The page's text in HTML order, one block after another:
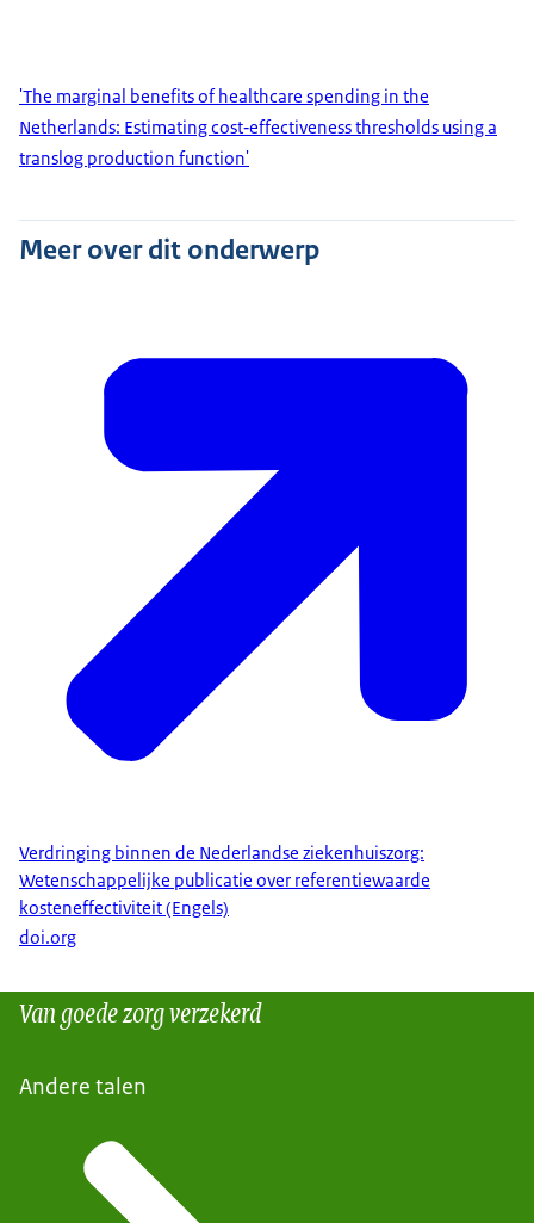
'The marginal benefits of healthcare spending in the
Netherlands: Estimating cost‐effectiveness thresholds using a
translog production function'
Meer over dit onderwerp
Verdringing binnen de Nederlandse ziekenhuiszorg:
Wetenschappelijke publicatie over referentiewaarde
kosteneffectiviteit (Engels)
doi.org
Van goede zorg verzekerd
Andere talen